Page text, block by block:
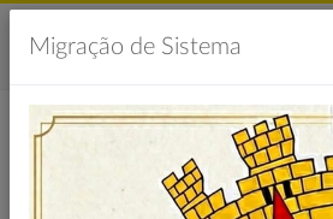
Migração de Sistema